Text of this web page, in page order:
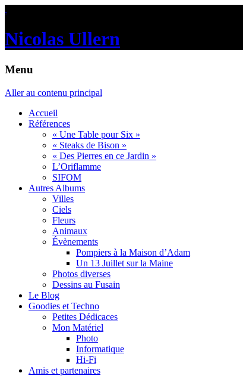
.
Nicolas Ullern
Menu
Aller au contenu principal
Accueil
Références
« Une Table pour Six »
« Steaks de Bison »
« Des Pierres en ce Jardin »
L’Oriflamme
SIFOM
Autres Albums
Villes
Ciels
Fleurs
Animaux
Évènements
Pompiers à la Maison d’Adam
Un 13 Juillet sur la Maine
Photos diverses
Dessins au Fusain
Le Blog
Goodies et Techno
Petites Dédicaces
Mon Matériel
Photo
Informatique
Hi-Fi
Amis et partenaires